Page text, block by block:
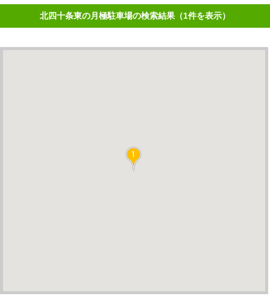
北四十条東の月極駐車場の検索結果（1件を表示）